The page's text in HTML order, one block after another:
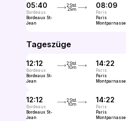
05:40
Bordeaux
Bordeaux St-
Jean
2Std.
29m
08:09
Paris
Paris
Montparnasse
Tageszüge
12:12
Bordeaux
Bordeaux St-
Jean
2Std.
10m
14:22
Paris
Paris
Montparnasse
12:12
Bordeaux
Bordeaux St-
Jean
2Std.
10m
14:22
Paris
Paris
Montparnasse